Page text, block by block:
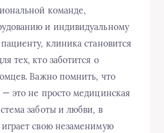
команде,
и индивидуальному
клиника становится
тех, кто заботится о
Важно помнить, что
это не просто медицинская
заботы и любви, в
свою незаменимую